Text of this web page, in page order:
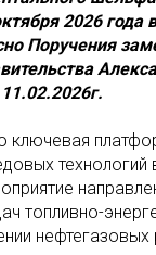
2026 года
Поручения
ключевая
технологий
топливно-
нефтегазовых